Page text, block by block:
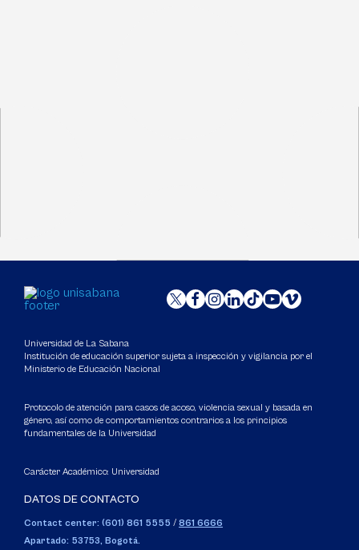
Universidad de La Sabana
Institución de educación superior sujeta a inspección y vigilancia por el
Ministerio de Educación Nacional
Protocolo de atención para casos de acoso, violencia sexual y basada en
género, así como de comportamientos contrarios a los principios
fundamentales de la Universidad
Carácter Académico: Universidad
DATOS DE CONTACTO
Contact center: (601) 861 5555 / 861 6666
Apartado: 53753, Bogotá.